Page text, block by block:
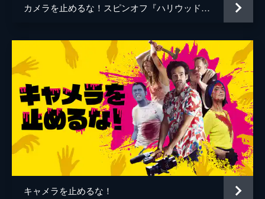
相田舞 高橋恭子
監督 上田慎一郎
脚本 上田慎一郎
音楽 永井カイル
カメラを止めるな！スピンオフ『ハリウッド大作戦!』
キャメラを止めるな！